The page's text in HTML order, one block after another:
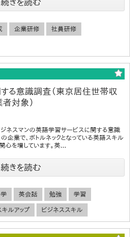
続きを読む
企業研修 社員研修
る意識調査（東京居住世帯収
対象）
ジネスマンの英語学習サービスに関する意識
企業で、ボトルネックとなっている英語スキル
心を増しています。英...
続きを読む
英会話 勉強 学習
キルアップ ビジネススキル